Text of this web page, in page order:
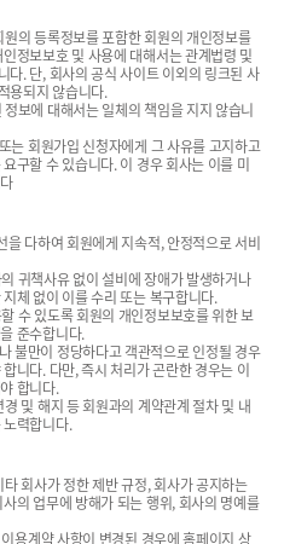
의 등록정보를 포함한 회원의 개인정보를
정보보호 및 사용에 대해서는 관계법령 및
다. 단, 회사의 공식 사이트 이외의 링크된 사
용되지 않습니다.
보에 대해서는 일체의 책임을 지지 않습니
회원가입 신청자에게 그 사유를 고지하고
구할 수 있습니다. 이 경우 회사는 이를 미
다하여 회원에게 지속적, 안정적으로 서비
귀책사유 없이 설비에 장애가 발생하거나
체 없이 이를 수리 또는 복구합니다.
수 있도록 회원의 개인정보보호를 위한 보
준수합니다.
불만이 정당하다고 객관적으로 인정될 경우
니다. 다만, 즉시 처리가 곤란한 경우는 이
합니다.
및 해지 등 회원과의 계약관계 절차 및 내
력합니다.
회사가 정한 제반 규정, 회사가 공지하는
의 업무에 방해가 되는 행위, 회사의 명예를
용계약 사항이 변경된 경우에 홈페이지 상